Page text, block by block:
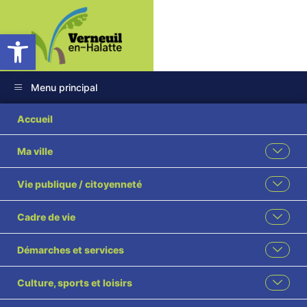
Ouvrir la barre d’outils
Menu principal
Accueil
Ma ville
Vie publique / citoyenneté
Cadre de vie
Démarches et services
Culture, sports et loisirs
2026 024 Election
du Maire
conformément à
l’article L2122-7 du
Code Général des
Collectivités